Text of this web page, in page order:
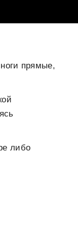
прямые,
либо